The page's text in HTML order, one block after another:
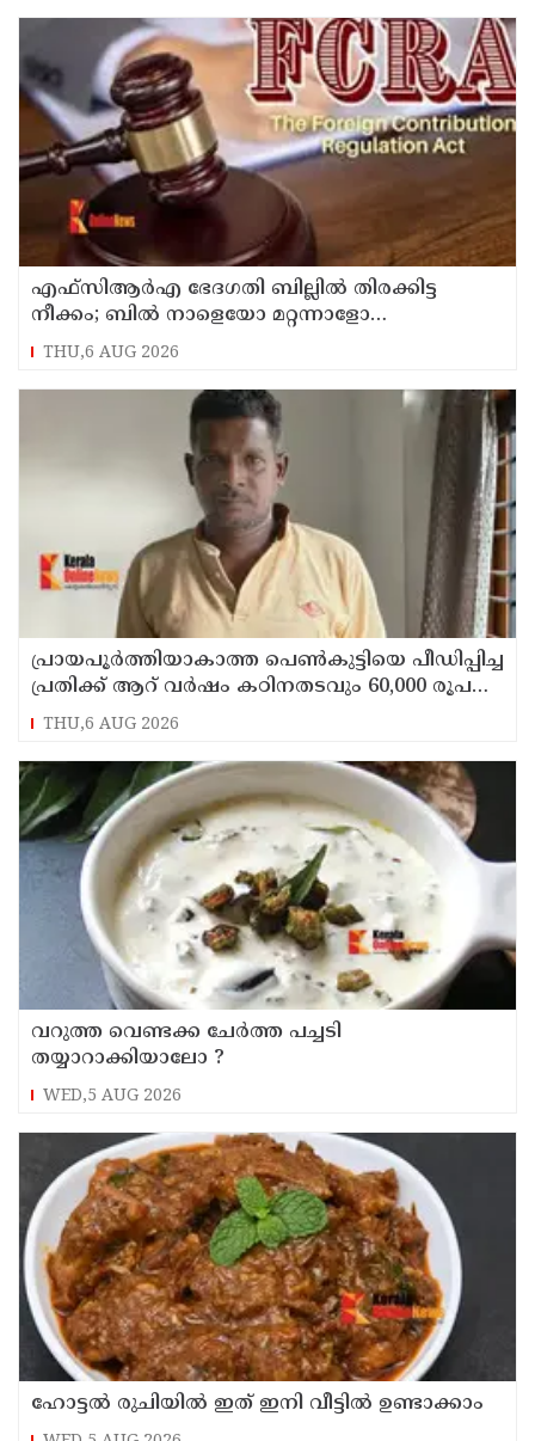
എഫ്‌സിആര്‍എ ഭേദഗതി ബില്ലില്‍ തിരക്കിട്ട
നീക്കം; ബില്‍ നാളെയോ മറ്റന്നാളോ
കൊണ്ടുവന്നേക്കും
THU,6 AUG 2026
പ്രായപൂര്‍ത്തിയാകാത്ത പെണ്‍കുട്ടിയെ പീഡിപ്പിച്ച
പ്രതിക്ക് ആറ് വര്‍ഷം കഠിനതടവും 60,000 രൂപ
പിഴയും
THU,6 AUG 2026
‌വറുത്ത വെണ്ടക്ക ചേർത്ത പച്ചടി
തയ്യാറാക്കിയാലോ ?
WED,5 AUG 2026
ഹോട്ടൽ രുചിയിൽ ഇത് ഇനി വീട്ടിൽ ഉണ്ടാക്കാം